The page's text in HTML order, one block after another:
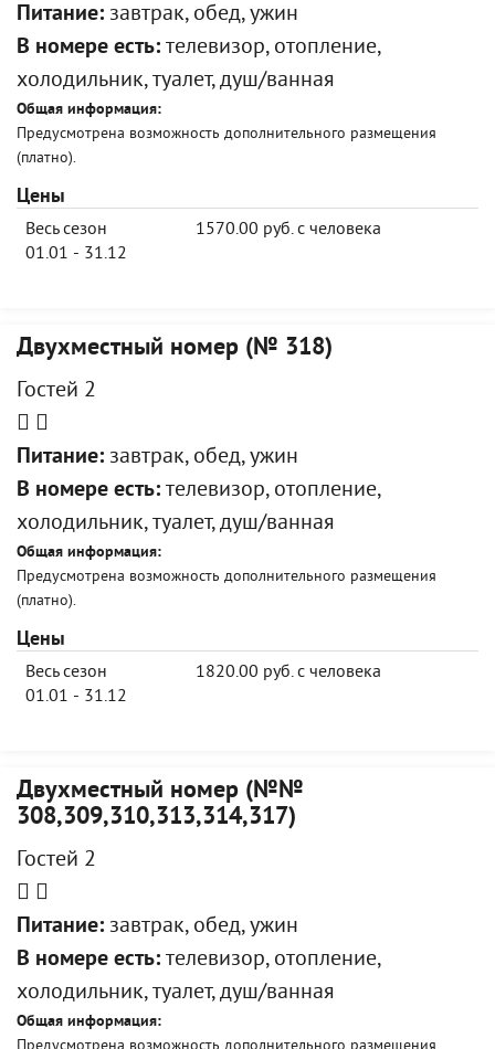
Питание: завтрак, обед, ужин
В номере есть: телевизор, отопление,
холодильник, туалет, душ/ванная
Общая информация:
Предусмотрена возможность дополнительного размещения
(платно).
Цены
Весь сезон
01.01 - 31.12
1570.00 руб. с человека
Двухместный номер (№ 318)
Гостей 2
Питание: завтрак, обед, ужин
В номере есть: телевизор, отопление,
холодильник, туалет, душ/ванная
Общая информация:
Предусмотрена возможность дополнительного размещения
(платно).
Цены
Весь сезон
01.01 - 31.12
1820.00 руб. с человека
Двухместный номер (№№
308,309,310,313,314,317)
Гостей 2
Питание: завтрак, обед, ужин
В номере есть: телевизор, отопление,
холодильник, туалет, душ/ванная
Общая информация: